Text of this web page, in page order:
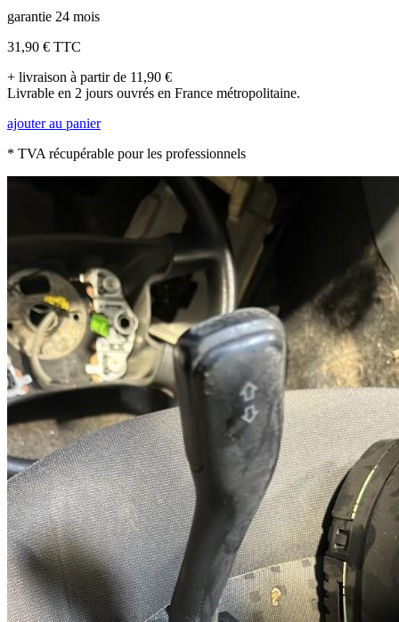
garantie 24 mois
31,90 € TTC
+ livraison à partir de 11,90 €
Livrable en 2 jours ouvrés en France métropolitaine.
ajouter au panier
* TVA récupérable pour les professionnels